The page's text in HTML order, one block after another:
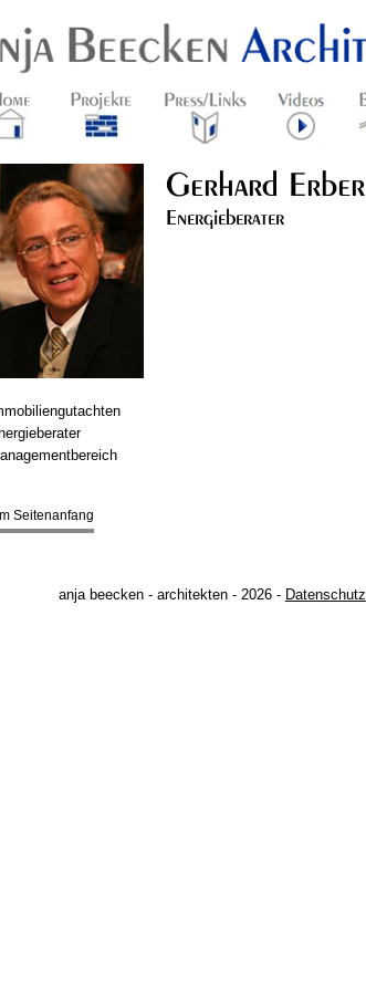
Gerhard Erber
Energieberater
Seitenanfang
anja beecken - architekten - 2026 - Datenschutz